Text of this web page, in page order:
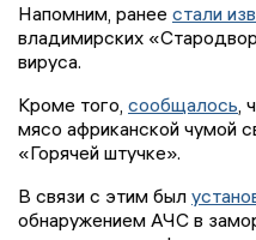
Напомним, ранее стали
владимирских
вируса.
Кроме того, сообщалось,
мясо африканской чумой
«Горячей штучке».
В связи с этим был
обнаружением АЧС в